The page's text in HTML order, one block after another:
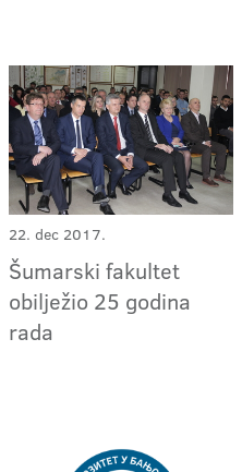
22. dec 2017.
Šumarski fakultet
obilježio 25 godina
rada